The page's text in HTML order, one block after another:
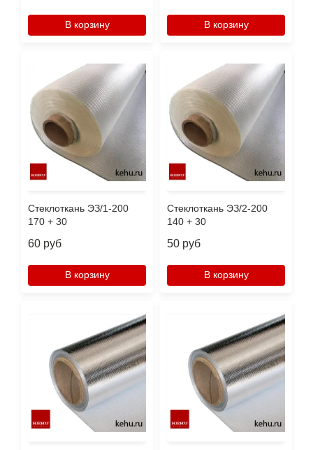
В корзину В корзину
Стеклоткань ЭЗ/1-200
170 + 30
60 руб
В корзину
Стеклоткань ЭЗ/2-200
140 + 30
50 руб
В корзину